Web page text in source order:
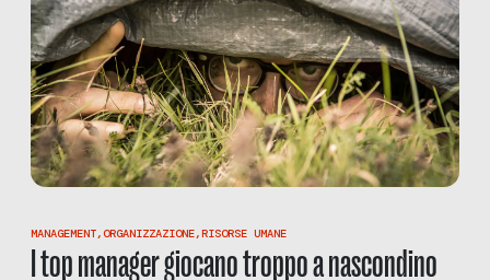
MANAGEMENT,ORGANIZZAZIONE,RISORSE UMANE
I top manager giocano troppo a nascondino